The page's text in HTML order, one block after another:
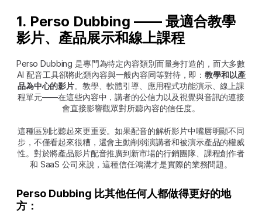
1. Perso Dubbing —— 最適合教學
影片、產品展示和線上課程
Perso Dubbing 是專門為特定內容類別而量身打造的，而大多數
AI 配音工具卻將此類內容與一般內容同等對待，即：教學和以產
品為中心的影片。教學、軟體引導、應用程式功能演示、線上課
程單元——在這些內容中，講者的公信力以及視覺與音訊的連接
會直接影響觀眾對所聽內容的信任度。
這種區別比聽起來更重要。如果配音的解析影片中嘴唇明顯不同
步，不僅看起來很糟，還會主動削弱演講者和被演示產品的權威
性。對於將產品影片配音推廣到新市場的行銷團隊、課程創作者
和 SaaS 公司來說，這種信任鴻溝才是實際的業務問題。
Perso Dubbing 比其他任何人都做得更好的地
方：